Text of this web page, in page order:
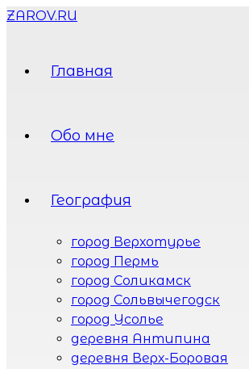
ZAROV.RU
Главная
Обо мне
География
город Верхотурье
город Пермь
город Соликамск
город Сольвычегодск
город Усолье
деревня Антипина
деревня Верх-Боровая